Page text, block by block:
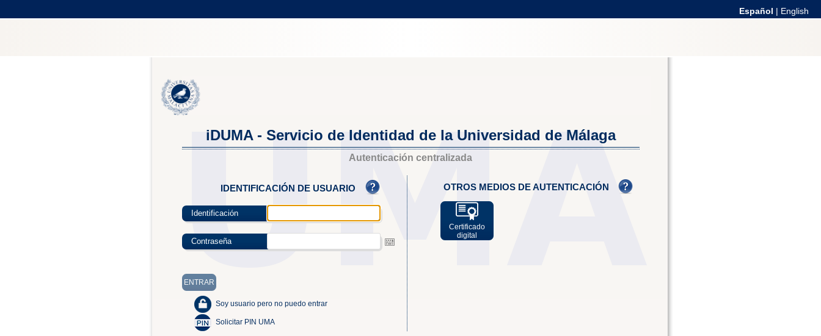
Español | English
iDUMA - Servicio de Identidad de la Universidad de Málaga
Autenticación centralizada
IDENTIFICACIÓN DE USUARIO
Identificación
Contraseña
Soy usuario pero no puedo entrar
Solicitar PIN UMA
OTROS MEDIOS DE AUTENTICACIÓN
Certificado
digital